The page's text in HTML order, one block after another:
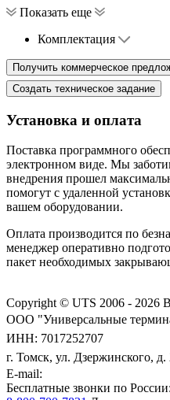
Показать еще
Комплектация
Установка и оплата
Поставка программного
электронном виде. Мы
внедрения прошел
помогут с удаленной
вашем оборудовании.
Оплата производится по
менеджер оперативно
пакет необходимых
Copyright © UTS 2006 - 2026
ООО "Универсальные
ИНН: 7017252707
г. Томск, ул. Дзержинского, д.
E-mail:
Бесплатные звонки по России: